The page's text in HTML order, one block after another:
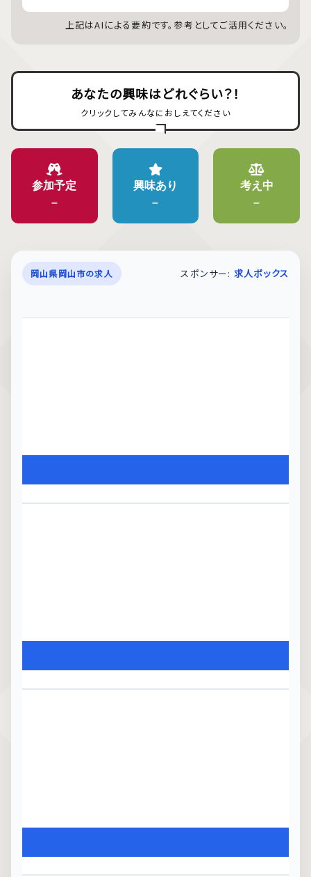
上記はAIによる要約です。参考としてご活用ください。
あなたの興味はどれぐらい？！
クリックしてみんなにおしえてください
参加予定
–
興味あり
–
考え中
–
岡山県岡山市の求人 スポンサー: 求人ボックス